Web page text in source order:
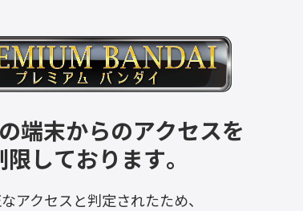
端末からのアクセスを
限しております。
アクセスと判定されたため、